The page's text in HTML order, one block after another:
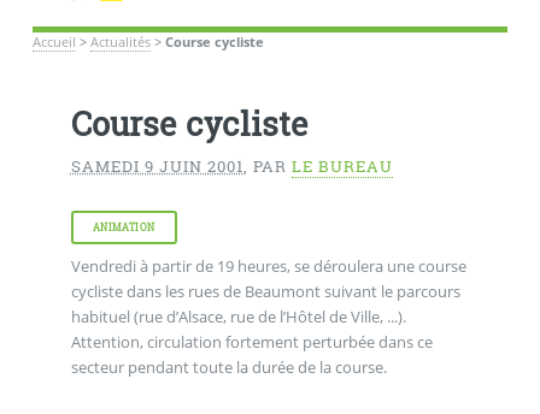
Accueil > Actualités> Course cycliste
Course cycliste
SAMEDI 9 JUIN 2001, PAR LE BUREAU
ANIMATION
Vendredi à partir de 19 heures, se déroulera une course
cycliste dans les rues de Beaumont suivant le parcours
habituel (rue d’Alsace, rue de l’Hôtel de Ville, ...).
Attention, circulation fortement perturbée dans ce
secteur pendant toute la durée de la course.